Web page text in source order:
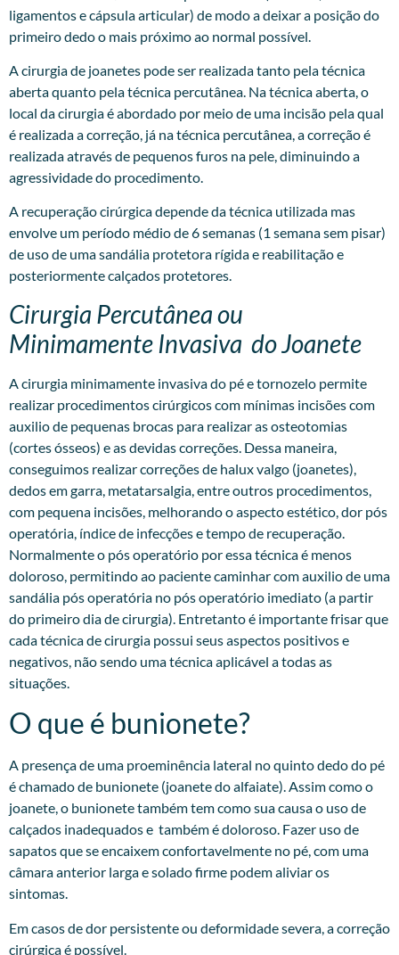
ligamentos e cápsula articular) de modo a deixar a posição do
primeiro dedo o mais próximo ao normal possível.
A cirurgia de joanetes pode ser realizada tanto pela técnica
aberta quanto pela técnica percutânea. Na técnica aberta, o
local da cirurgia é abordado por meio de uma incisão pela qual
é realizada a correção, já na técnica percutânea, a correção é
realizada através de pequenos furos na pele, diminuindo a
agressividade do procedimento.
A recuperação cirúrgica depende da técnica utilizada mas
envolve um período médio de 6 semanas (1 semana sem pisar)
de uso de uma sandália protetora rígida e reabilitação e
posteriormente calçados protetores.
Cirurgia Percutânea ou
Minimamente Invasiva do Joanete
Acirurgia minimamente invasivado pé e tornozelo permite
realizar procedimentos cirúrgicos com mínimas incisões com
auxilio de pequenas brocas para realizar as osteotomias
(cortes ósseos) e as devidas correções. Dessa maneira,
conseguimos realizar correções de halux valgo (joanetes),
dedos em garra, metatarsalgia, entre outros procedimentos,
com pequena incisões, melhorando o aspecto estético, dor pós
operatória, índice de infecções e tempo de recuperação.
Normalmente o pós operatório por essa técnica é menos
doloroso, permitindo ao paciente caminhar com auxilio de uma
sandália pós operatória no pós operatório imediato (a partir
do primeiro dia de cirurgia). Entretanto é importante frisar que
cada técnica de cirurgia possui seus aspectos positivos e
negativos, não sendo uma técnica aplicável a todas as
situações.
O que é bunionete?
A presença de uma proeminência lateral no quinto dedo do pé
é chamado de bunionete (joanete do alfaiate). Assim como o
joanete, o bunionete também tem como sua causa o uso de
calçados inadequados e também é doloroso. Fazer uso de
sapatos que se encaixem confortavelmente no pé, com uma
câmara anterior larga e solado firme podem aliviar os
sintomas.
Em casos de dor persistente ou deformidade severa, a correção
cirúrgica é possível.